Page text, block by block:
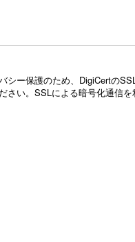
シー保護のため、DigiCertの
さい。SSLによる暗号化通信